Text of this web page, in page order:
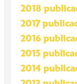
2018
2017
2016
2015
2014